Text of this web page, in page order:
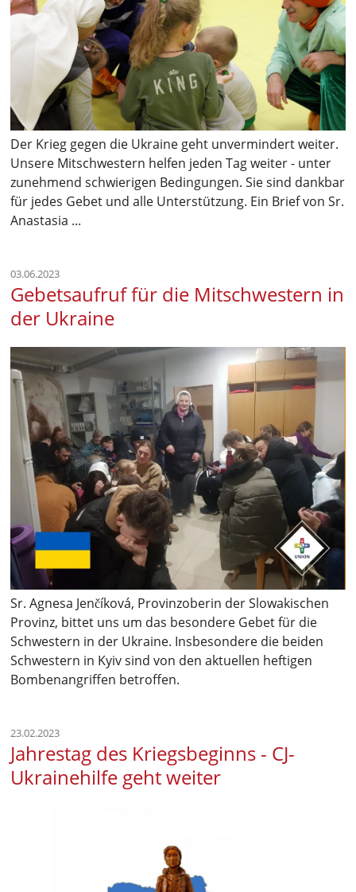
Der Krieg gegen die Ukraine geht unvermindert weiter.
Unsere Mitschwestern helfen jeden Tag weiter - unter
zunehmend schwierigen Bedingungen. Sie sind dankbar
für jedes Gebet und alle Unterstützung. Ein Brief von Sr.
Anastasia ...
03.06.2023
Gebetsaufruf für die Mitschwestern in
der Ukraine
Sr. Agnesa Jenčíková, Provinzoberin der Slowakischen
Provinz, bittet uns um das besondere Gebet für die
Schwestern in der Ukraine. Insbesondere die beiden
Schwestern in Kyiv sind von den aktuellen heftigen
Bombenangriffen betroffen.
23.02.2023
Jahrestag des Kriegsbeginns - CJ-
Ukrainehilfe geht weiter